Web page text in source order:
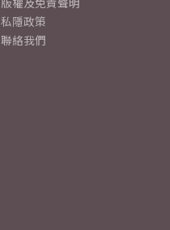
私隱政策
聯絡我們